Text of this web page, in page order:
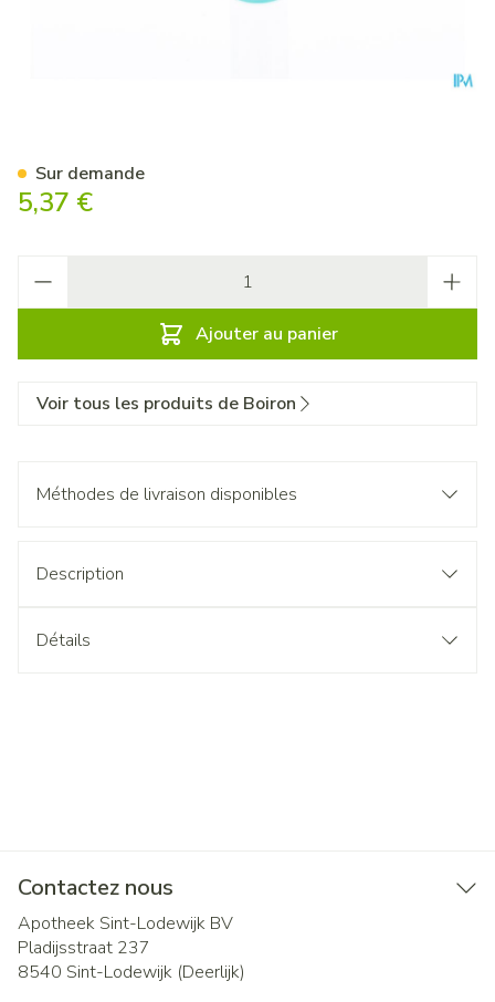
5,37 €
Ajouter au panier
Sur demande
Voir tous les produits de Boiron
Méthodes de livraison disponibles
Description
Détails
Contactez nous
Apotheek Sint-Lodewijk BV
Pladijsstraat 237
8540 Sint-Lodewijk (Deerlijk)